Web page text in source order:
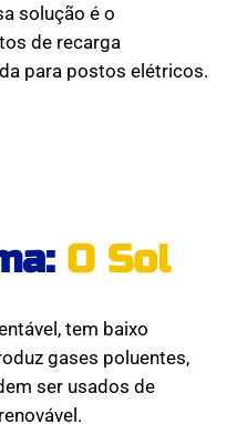
solução é o
de recarga
para postos elétricos.
O Sol
tem baixo
gases poluentes,
ser usados de